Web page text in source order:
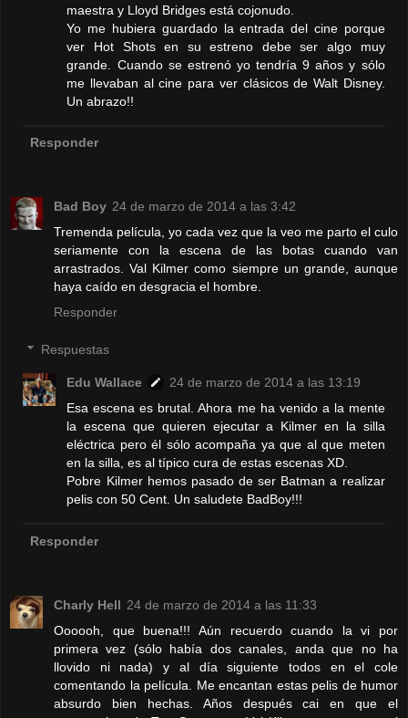
maestra y Lloyd Bridges está cojonudo.
Yo me hubiera guardado la entrada del cine porque
ver Hot Shots en su estreno debe ser algo muy
grande. Cuando se estrenó yo tendría 9 años y sólo
me llevaban al cine para ver clásicos de Walt Disney.
Un abrazo!!
Responder
Bad Boy 24 de marzo de 2014 a las 3:42
Tremenda película, yo cada vez que la veo me parto el culo
seriamente con la escena de las botas cuando van
arrastrados. Val Kilmer como siempre un grande, aunque
haya caído en desgracia el hombre.
Responder
Respuestas
Edu Wallace
24 de marzo de 2014 a las 13:19
Esa escena es brutal. Ahora me ha venido a la mente
la escena que quieren ejecutar a Kilmer en la silla
eléctrica pero él sólo acompaña ya que al que meten
en la silla, es al típico cura de estas escenas XD.
Pobre Kilmer hemos pasado de ser Batman a realizar
pelis con 50 Cent. Un saludete BadBoy!!!
Responder
Charly Hell 24 de marzo de 2014 a las 11:33
Oooooh, que buena!!! Aún recuerdo cuando la vi por
primera vez (sólo había dos canales, anda que no ha
llovido ni nada) y al día siguiente todos en el cole
comentando la película. Me encantan estas pelis de humor
absurdo bien hechas. Años después cai en que el